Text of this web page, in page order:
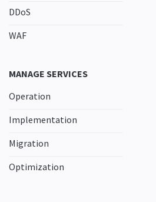
DDoS
WAF
MANAGE SERVICES
Operation
Implementation
Migration
Optimization